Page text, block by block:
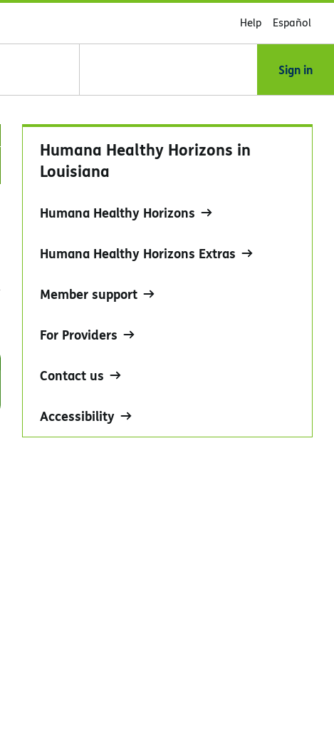
Help Español
Sign in
Humana Healthy Horizons in
Louisiana
Humana Healthy Horizons
Humana Healthy Horizons Extras
Member support
For Providers
Contact us
Accessibility